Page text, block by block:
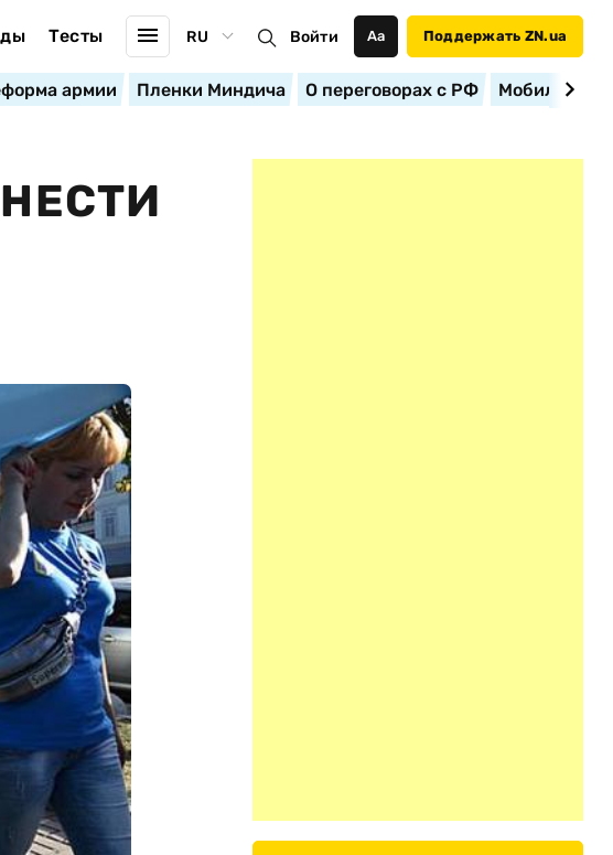
Тесты RU Войти Аа Поддержать ZN.ua
армии Пленки Миндича О переговорах с РФ